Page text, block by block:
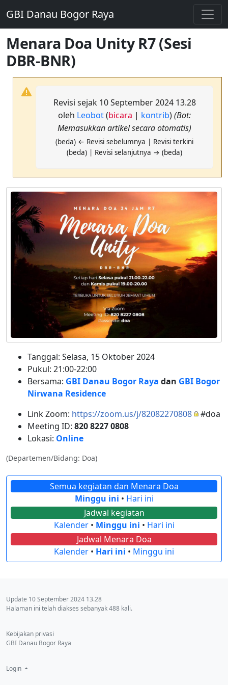
GBI Danau Bogor Raya
Menara Doa Unity R7 (Sesi
DBR-BNR)
Revisi sejak 10 September 2024 13.28
oleh Leobot(bicara | kontrib)(Bot:
Memasukkan artikel secara otomatis)
(beda) ← Revisi sebelumnya | Revisi terkini
(beda) | Revisi selanjutnya → (beda)
Tanggal: Selasa, 15 Oktober 2024
Pukul: 21:00-22:00
Bersama: GBI Danau Bogor Raya dan GBI Bogor
Nirwana Residence
Link Zoom: https://zoom.us/j/82082270808 #doa
Meeting ID: 820 8227 0808
Lokasi: Online
(Departemen/Bidang: Doa)
Semua kegiatan dan Menara Doa
Minggu ini • Hari ini
Jadwal kegiatan
Kalender• Minggu ini • Hari ini
Jadwal Menara Doa
Kalender • Hari ini • Minggu ini
Update 10 September 2024 13.28
Halaman ini telah diakses sebanyak 488 kali.
Kebijakan privasi
GBI Danau Bogor Raya
Login